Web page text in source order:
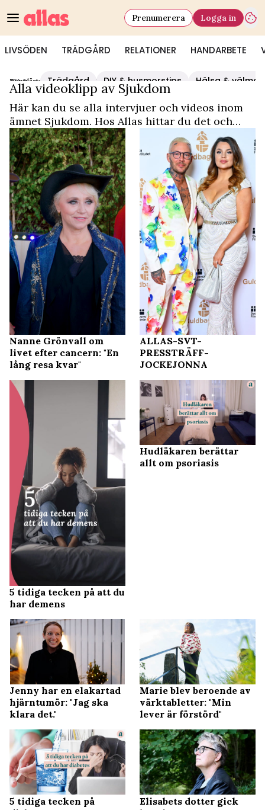
LIVSÖDEN TRÄDGÅRD RELATIONER HANDARBETE
Prenumerera Logga in
Populärt: Trädgård DIY & husmorstips Hälsa &
Video Start/Sjukdom
Alla videoklipp av Sjukdom
Här kan du se alla intervjuer och videos inom
ämnet Sjukdom. Hos Allas hittar du det och
mycket mer.
Nanne Grönvall om
livet efter cancern: "En
lång resa kvar"
ALLAS-SVT-
PRESSTRÄFF-
JOCKEJONNA
5 tidiga tecken på att du
har demens
Hudläkaren berättar
allt om psoriasis
Jenny har en elakartad
hjärntumör: "Jag ska
klara det."
Marie blev beroende av
värktabletter: "Min
lever är förstörd"
5 tidiga tecken på
Elisabets dotter gick